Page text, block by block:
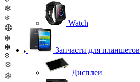
❄
❄
❆
❆
❆
❆
❄
❄
Watch
Запчасти для планшетов
Дисплеи